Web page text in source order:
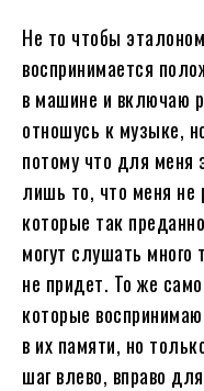
Не то чтобы
воспринимается
в машине и включаю
отношусь к музыке,
потому что для
лишь то, что меня
которые так
могут слушать много
не придет. То же
которые
в их памяти, но
шаг влево, вправо